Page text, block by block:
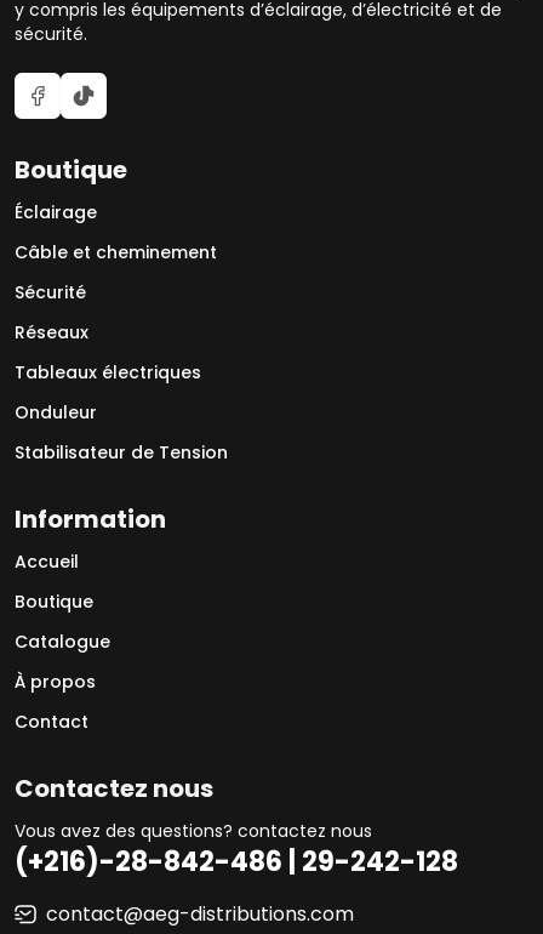
y compris les équipements d’éclairage, d’électricité et de
sécurité.
Boutique
Éclairage
Câble et cheminement
Sécurité
Réseaux
Tableaux électriques
Onduleur
Stabilisateur de Tension
Information
Accueil
Boutique
Catalogue
À propos
Contact
Contactez nous
Vous avez des questions? contactez nous
(+216)-28-842-486 | 29-242-128
contact@aeg-distributions.com